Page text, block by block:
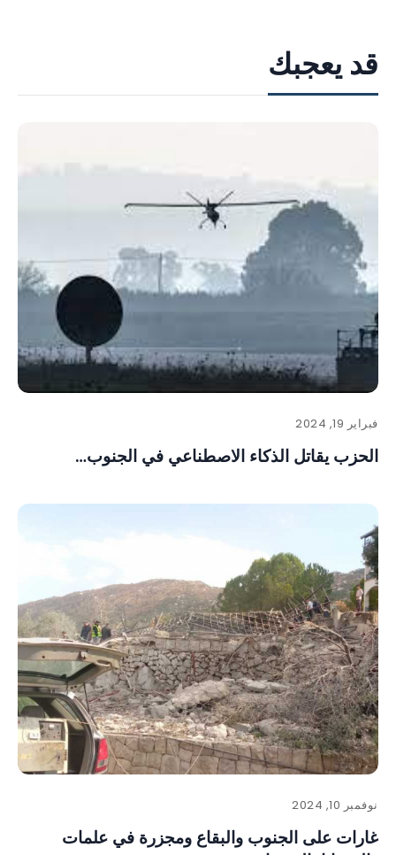
قد يعجبك
فبراير 19, 2024
الحزب يقاتل الذكاء الاصطناعي في الجنوب…
نوفمبر 10, 2024
غارات على الجنوب والبقاع ومجزرة في علمات